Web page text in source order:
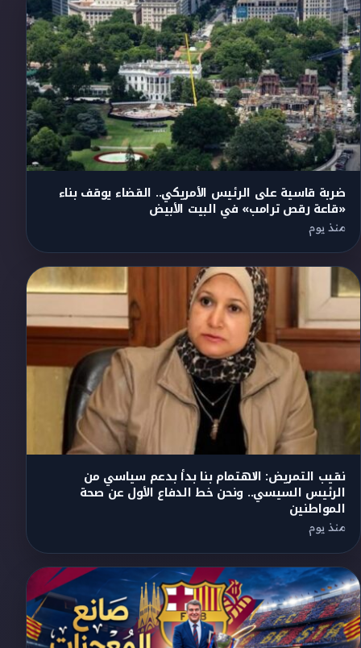
ضربة قاسية على الرئيس الأمريكي.. القضاء يوقف بناء
«قاعة رقص ترامب» في البيت الأبيض
منذ يوم
نقيب التمريض: الاهتمام بنا بدأ بدعم سياسي من
الرئيس السيسي.. ونحن خط الدفاع الأول عن صحة
المواطنين
منذ يوم